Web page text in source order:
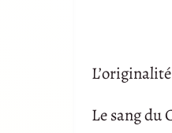
Le sang du